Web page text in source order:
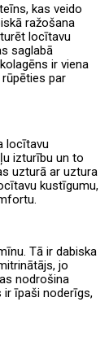
kas veido
ražošana
locītavu
saglabā
ir viena
par
locītavu
izturību un to
uzturā ar uztura
kustīgumu,
Tā ir dabiska
jo
nodrošina
īpaši noderīgs,